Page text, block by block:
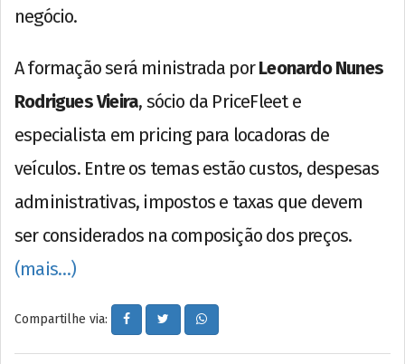
negócio.
A formação será ministrada porLeonardo Nunes
Rodrigues Vieira, sócio da PriceFleet e
especialista em pricing para locadoras de
veículos. Entre os temas estão custos, despesas
administrativas, impostos e taxas que devem
ser considerados na composição dos preços.
(mais…)
Compartilhe via: